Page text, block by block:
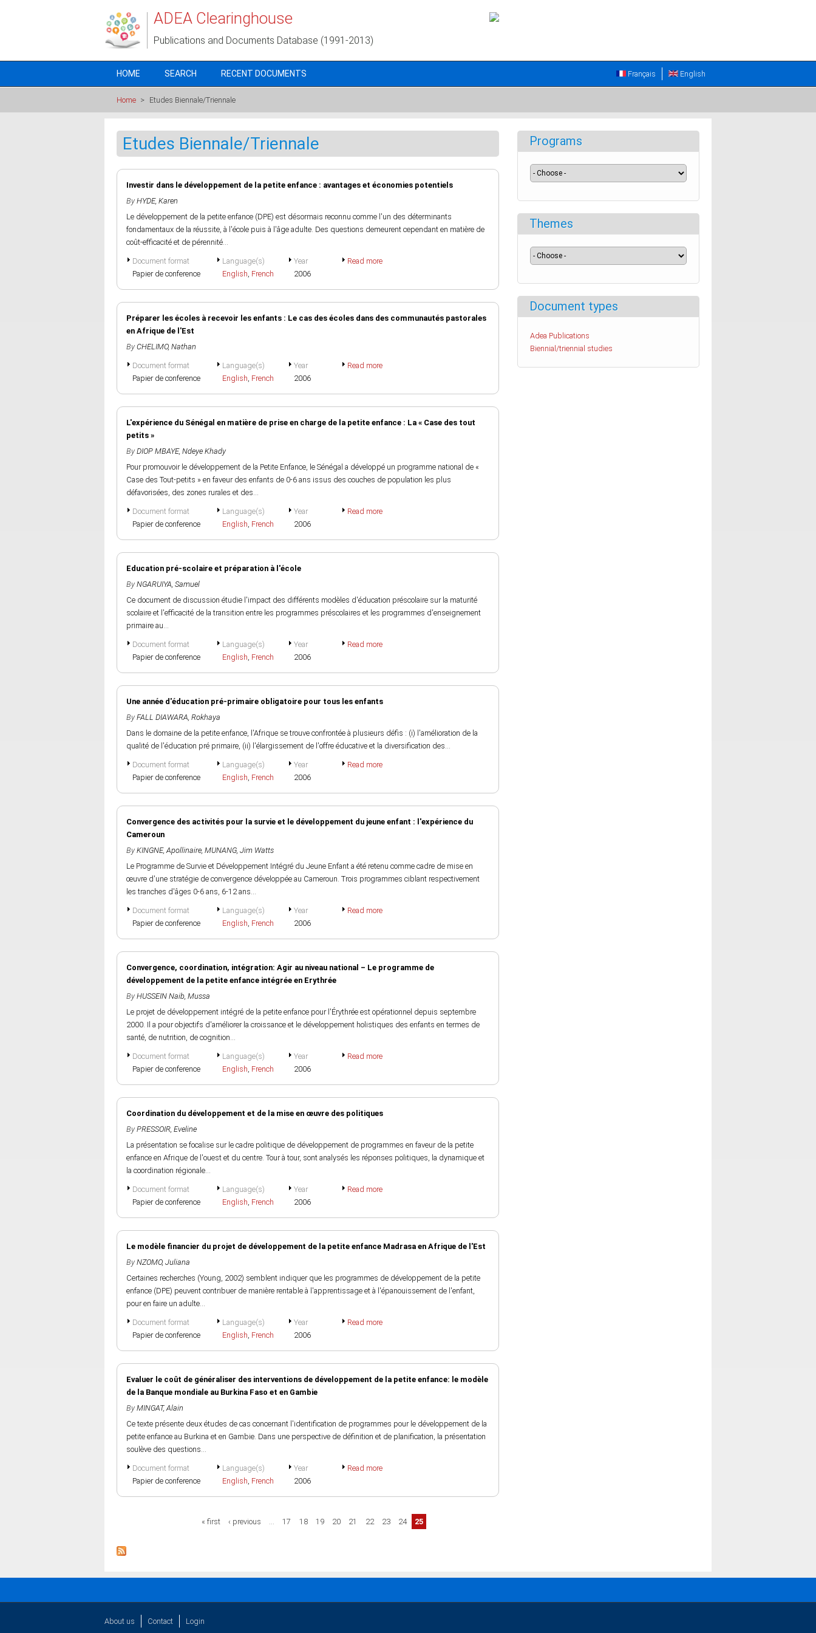
ADEA Clearinghouse
Publications and Documents Database (1991-2013)
HOME SEARCH RECENT DOCUMENTS English
Français
Home > Etudes Biennale/Triennale
Etudes Biennale/Triennale
Investir dans le développement de la petite enfance : avantages et économies potentiels
By HYDE, Karen
Le développement de la petite enfance (DPE) est désormais reconnu comme l'un des déterminants
fondamentaux de la réussite, à l'école puis à l'âge adulte. Des questions demeurent cependant en matière de
coût-efficacité et de pérennité...
Document format
Papier de conference
Language(s)
English, French
Year
2006
Read more
Préparer les écoles à recevoir les enfants : Le cas des écoles dans des communautés pastorales
en Afrique de l'Est
By CHELIMO, Nathan
Document format
Papier de conference
Language(s)
English, French
Year
2006
Read more
L'expérience du Sénégal en matière de prise en charge de la petite enfance : La « Case des tout
petits »
By DIOP MBAYE, Ndeye Khady
Pour promouvoir le développement de la Petite Enfance, le Sénégal a développé un programme national de «
Case des Tout-petits » en faveur des enfants de 0-6 ans issus des couches de population les plus
défavorisées, des zones rurales et des...
Document format
Papier de conference
Language(s)
English, French
Year
2006
Read more
Education pré-scolaire et préparation à l'école
By NGARUIYA, Samuel
Ce document de discussion étudie l'impact des différents modèles d'éducation préscolaire sur la maturité
scolaire et l'efficacité de la transition entre les programmes préscolaires et les programmes d'enseignement
primaire au...
Document format
Papier de conference
Language(s)
English, French
Year
2006
Read more
Une année d'éducation pré-primaire obligatoire pour tous les enfants
By FALL DIAWARA, Rokhaya
Dans le domaine de la petite enfance, l'Afrique se trouve confrontée à plusieurs défis : (i) l'amélioration de la
qualité de l'éducation pré primaire, (ii) l'élargissement de l'offre éducative et la diversification des...
Document format
Papier de conference
Language(s)
English, French
Year
2006
Read more
Convergence des activités pour la survie et le développement du jeune enfant : l'expérience du
Cameroun
By KINGNE, Apollinaire, MUNANG, Jim Watts
Le Programme de Survie et Développement Intégré du Jeune Enfant a été retenu comme cadre de mise en
œuvre d'une stratégie de convergence développée au Cameroun. Trois programmes ciblant respectivement
les tranches d'âges 0-6 ans, 6-12 ans...
Document format
Papier de conference
Language(s)
English, French
Year
2006
Read more
Convergence, coordination, intégration: Agir au niveau national – Le programme de
développement de la petite enfance intégrée en Erythrée
By HUSSEIN Naib, Mussa
Le projet de développement intégré de la petite enfance pour l'Érythrée est opérationnel depuis septembre
2000. Il a pour objectifs d'améliorer la croissance et le développement holistiques des enfants en termes de
santé, de nutrition, de cognition...
Document format
Papier de conference
Language(s)
English, French
Year
2006
Read more
Coordination du développement et de la mise en œuvre des politiques
By PRESSOIR, Eveline
La présentation se focalise sur le cadre politique de développement de programmes en faveur de la petite
enfance en Afrique de l'ouest et du centre. Tour à tour, sont analysés les réponses politiques, la dynamique et
la coordination régionale...
Document format
Papier de conference
Language(s)
English, French
Year
2006
Read more
Le modèle financier du projet de développement de la petite enfance Madrasa en Afrique de l'Est
By NZOMO, Juliana
Certaines recherches (Young, 2002) semblent indiquer que les programmes de développement de la petite
enfance (DPE) peuvent contribuer de manière rentable à l'apprentissage et à l'épanouissement de l'enfant,
pour en faire un adulte...
Document format
Papier de conference
Language(s)
English, French
Year
2006
Read more
Evaluer le coût de généraliser des interventions de développement de la petite enfance: le modèle
de la Banque mondiale au Burkina Faso et en Gambie
By MINGAT, Alain
Ce texte présente deux études de cas concernant l'identification de programmes pour le développement de la
petite enfance au Burkina et en Gambie. Dans une perspective de définition et de planification, la présentation
soulève des questions...
Document format
Papier de conference
Language(s)
English, French
Year
2006
Read more
« first ‹ previous … 17 18 19 20 21 22 23 24 25
Programs
Themes
Document types
Adea Publications
Biennial/triennial studies
About us Contact Login